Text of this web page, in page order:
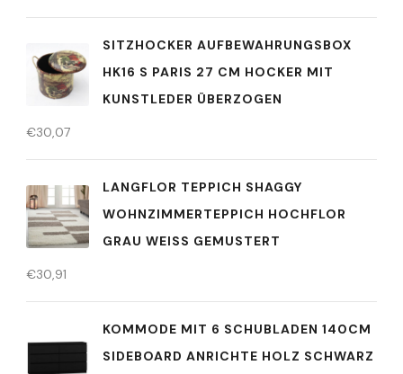
SITZHOCKER AUFBEWAHRUNGSBOX
HK16 S PARIS 27 CM HOCKER MIT
KUNSTLEDER ÜBERZOGEN
€30,07
LANGFLOR TEPPICH SHAGGY
WOHNZIMMERTEPPICH HOCHFLOR
GRAU WEISS GEMUSTERT
€30,91
KOMMODE MIT 6 SCHUBLADEN 140CM
SIDEBOARD ANRICHTE HOLZ SCHWARZ